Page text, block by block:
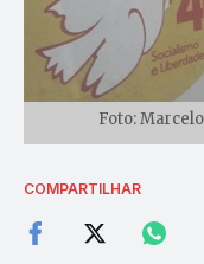
Foto:
COMPARTILHAR